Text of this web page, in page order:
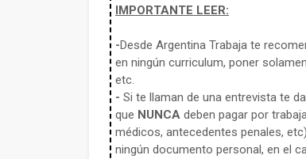
IMPORTANTE LEER:
-Desde Argentina Trabaja te
en ningún curriculum, poner
etc.
- Si te llaman de una entrevista te
que NUNCA deben pagar por
médicos, antecedentes penales,
ningún documento personal, en el